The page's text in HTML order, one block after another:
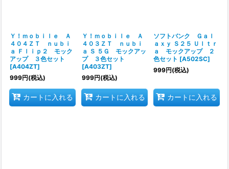
Ｙ！ｍｏｂｉｌｅ Ａ
４０４ＺＴ ｎｕｂｉ
ａ Ｆｌｉｐ２ モック
アップ ３色セット
[A404ZT]
999円(税込)
カートに入れる
Ｙ！ｍｏｂｉｌｅ Ａ
４０３ＺＴ ｎｕｂｉ
ａ Ｓ ５Ｇ モックアッ
プ ３色セット
[A403ZT]
999円(税込)
カートに入れる
ソフトバンク Ｇａｌ
ａｘｙ Ｓ２５ Ｕｌｔｒ
ａ モックアップ ２
色セット [A502SC]
999円(税込)
カートに入れる